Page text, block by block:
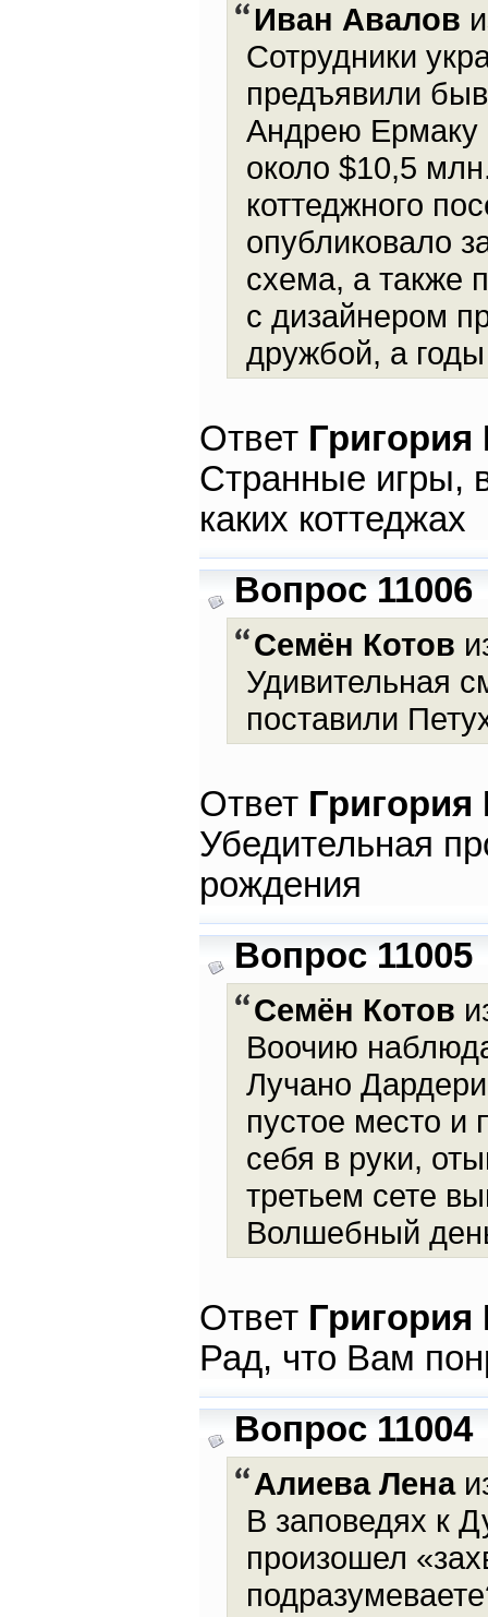
Иван Авалов
Сотрудники
предъявили
Андрею Ермаку
около $10,5
коттеджного
опубликовало
схема, а также
с дизайнером
дружбой, а
Ответ
Странные игры,
каких коттеджах
Вопрос 11006
Семён Котов
Удивительная
поставили
Ответ
Убедительная
рождения
Вопрос 11005
Семён Котов
Воочию
Лучано
пустое место и
себя в руки,
третьем сете
Волшебный
Ответ
Рад, что Вам
Вопрос 11004
Алиева Лена
В заповедях к
произошел